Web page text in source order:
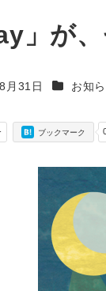
」が
月31日 カテゴリ
お知
ブックマーク